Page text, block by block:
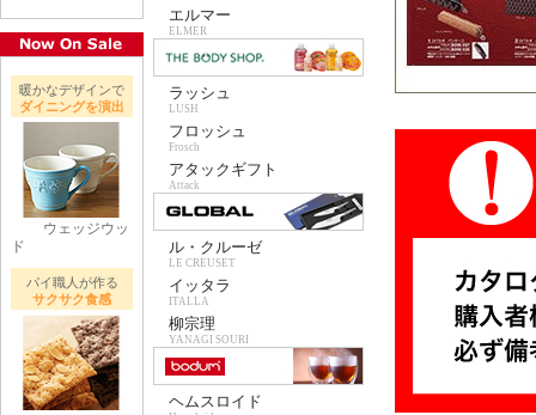
暖かなデザインで
ダイニングを演出
ウェッジウッ
ド
パイ職人が作る
サクサク食感
エルマー
ELMER
ラッシュ
LUSH
フロッシュ
Frosch
アタックギフト
Attack
ル・クルーゼ
LE CREUSET
イッタラ
ITALLA
柳宗理
YANAGI SOURI
ヘムスロイド